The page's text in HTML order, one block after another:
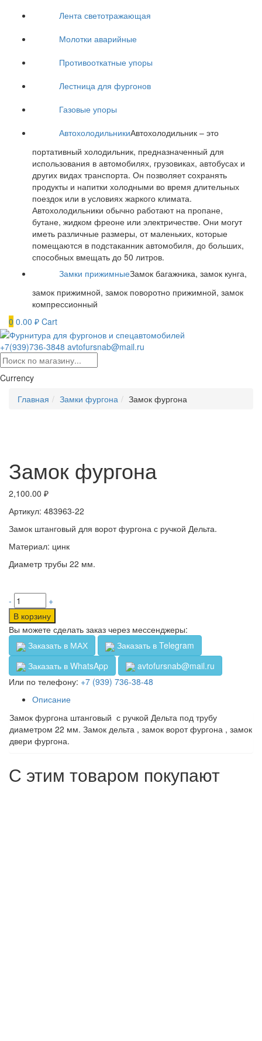
Лента светотражающая
Молотки аварийные
Противооткатные упоры
Лестница для фургонов
Газовые упоры
АвтохолодильникиАвтохолодильник – это
портативный холодильник, предназначенный для
использования в автомобилях, грузовиках, автобусах и
других видах транспорта. Он позволяет сохранять
продукты и напитки холодными во время длительных
поездок или в условиях жаркого климата.
Автохолодильники обычно работают на пропане,
бутане, жидком фреоне или электричестве. Они могут
иметь различные размеры, от маленьких, которые
помещаются в подстаканник автомобиля, до больших,
способных вмещать до 50 литров.
Замки прижимныеЗамок багажника, замок кунга,
замок прижимной, замок поворотно прижимной, замок
компрессионный
0 0.00 ₽ Cart
+7(939)736-3848 avtofursnab@mail.ru
Currency
Главная
Замки фургона Замок фургона
Замок фургона
2,100.00 ₽
Артикул: 483963-22
Замок штанговый для ворот фургона с ручкой Дельта.
Материал: цинк
Диаметр трубы 22 мм.
-
+
В корзину
Вы можете сделать заказ через мессенджеры:
Заказать в МАХ
Заказать в Telegram
Заказать в WhatsApp
avtofursnab@mail.ru
Или по телефону: +7 (939) 736-38-48
Описание
Замок фургона штанговый с ручкой Дельта под трубу
диаметром 22 мм. Замок дельта , замок ворот фургона , замок
двери фургона.
С этим товаром покупают